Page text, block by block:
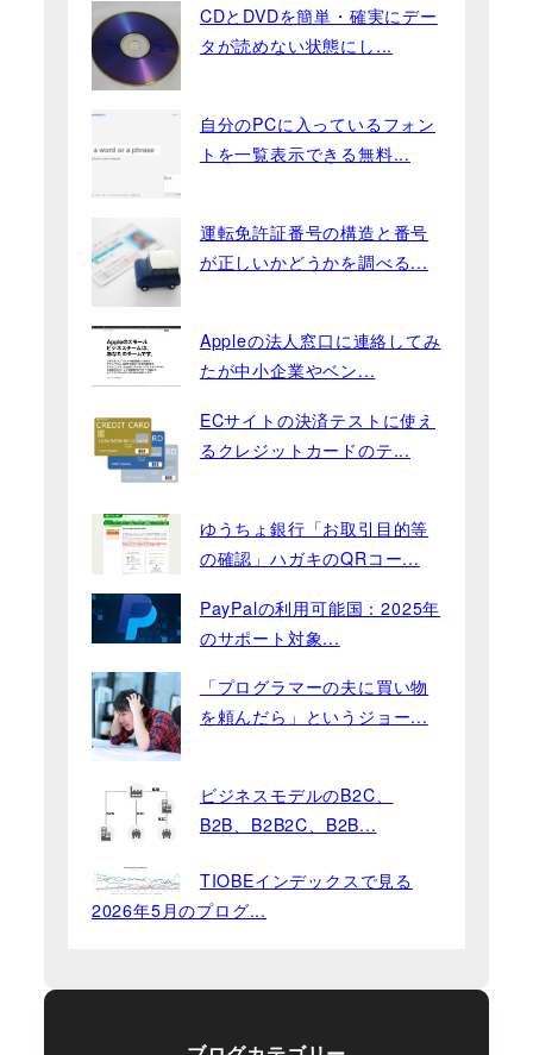
CDとDVDを簡単・確実にデー
タが読めない状態にし...
自分のPCに入っているフォン
トを一覧表示できる無料...
運転免許証番号の構造と番号
が正しいかどうかを調べる...
Appleの法人窓口に連絡してみ
たが中小企業やベン...
ECサイトの決済テストに使え
るクレジットカードのテ...
ゆうちょ銀行「お取引目的等
の確認」ハガキのQRコー...
PayPalの利用可能国：2025年
のサポート対象...
「プログラマーの夫に買い物
を頼んだら」というジョー...
ビジネスモデルのB2C、
B2B、B2B2C、B2B...
TIOBEインデックスで見る
2026年5月のプログ...